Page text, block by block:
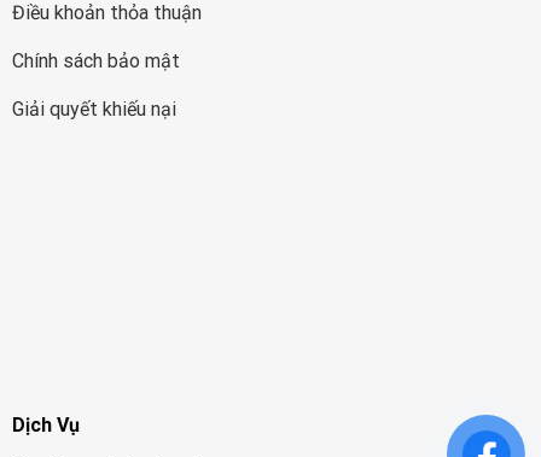
Điều khoản thỏa thuận
Chính sách bảo mật
Giải quyết khiếu nại
Dịch Vụ